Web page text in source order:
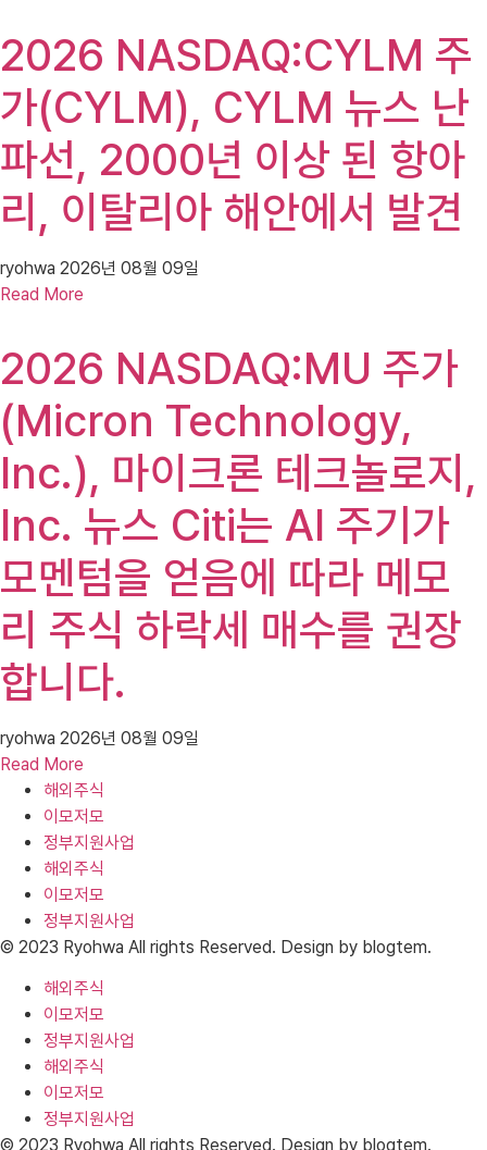
2026 NASDAQ:CYLM 주
가(CYLM), CYLM 뉴스 난
파선, 2000년 이상 된 항아
리, 이탈리아 해안에서 발견
ryohwa 2026년 08월 09일
Read More
2026 NASDAQ:MU 주가
(Micron Technology,
Inc.), 마이크론 테크놀로지,
Inc. 뉴스 Citi는 AI 주기가
모멘텀을 얻음에 따라 메모
리 주식 하락세 매수를 권장
합니다.
ryohwa 2026년 08월 09일
Read More
해외주식
이모저모
정부지원사업
해외주식
이모저모
정부지원사업
© 2023 Ryohwa All rights Reserved. Design by blogtem.
해외주식
이모저모
정부지원사업
해외주식
이모저모
정부지원사업
© 2023 Ryohwa All rights Reserved. Design by blogtem.